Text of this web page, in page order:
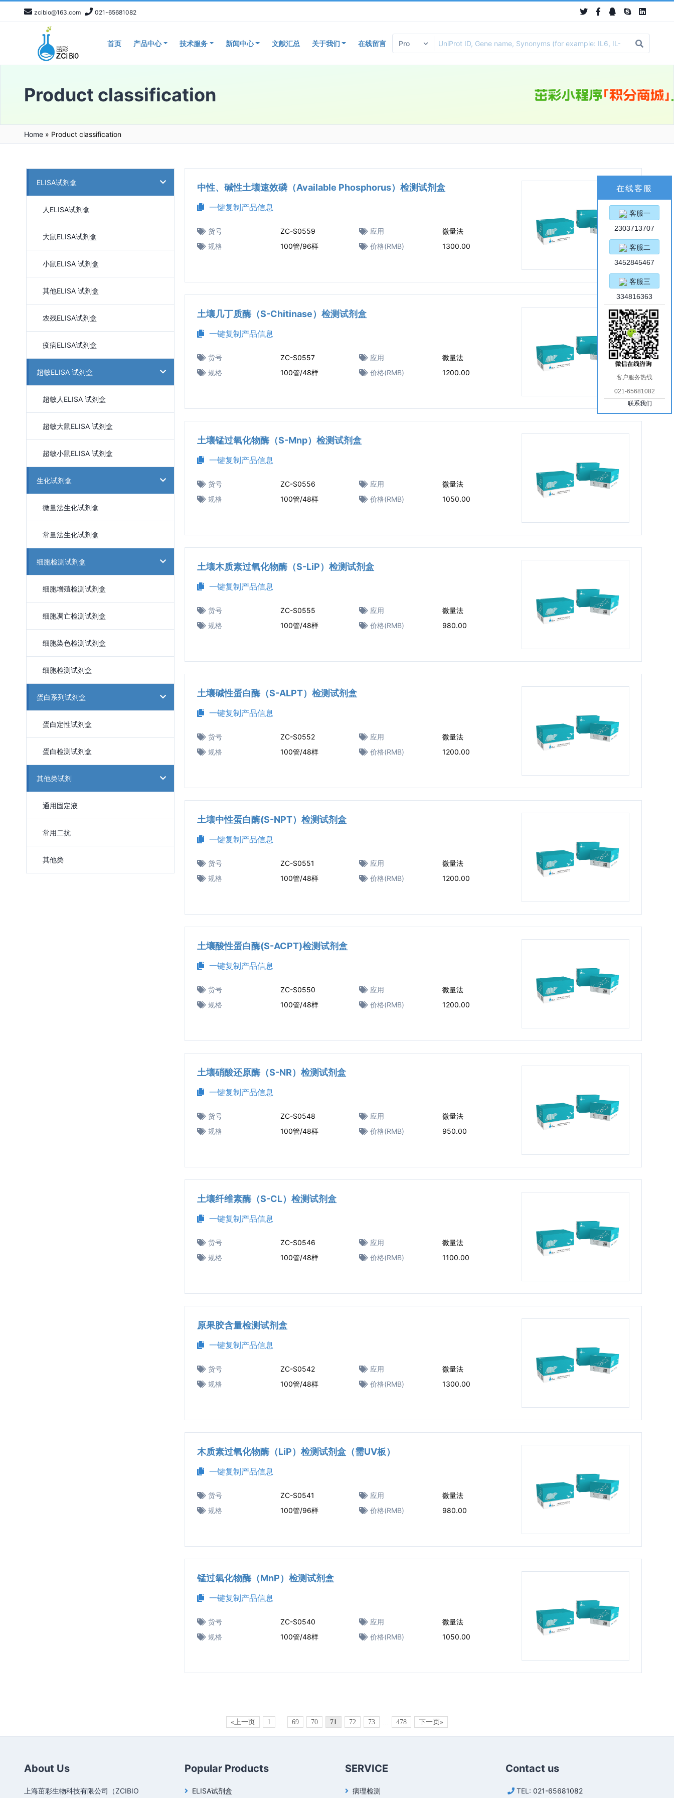
zcibio@163.com 021-65681082
首页 产品中心 技术服务 新闻中心 文献汇总 关于我们 在线留言
Product classification
Home » Product classification
中性、碱性土壤速效磷（Available Phosphorus）检测试剂盒
一键复制产品信息
货号 ZC-S0559 应用
微量法
规格
100管/96样 价格(RMB) 1300.00
土壤几丁质酶（S-Chitinase）检测试剂盒
一键复制产品信息
货号 ZC-S0557 应用
微量法
规格
100管/48样 价格(RMB) 1200.00
土壤锰过氧化物酶（S-Mnp）检测试剂盒
一键复制产品信息
货号 ZC-S0556 应用
微量法
规格
100管/48样 价格(RMB) 1050.00
土壤木质素过氧化物酶（S-LiP）检测试剂盒
一键复制产品信息
货号 ZC-S0555 应用
微量法
规格
100管/48样 价格(RMB) 980.00
土壤碱性蛋白酶（S-ALPT‌）检测试剂盒
一键复制产品信息
货号 ZC-S0552 应用
微量法
规格
100管/48样 价格(RMB) 1200.00
土壤中性蛋白酶(S-NPT）检测试剂盒
一键复制产品信息
货号 ZC-S0551 应用
微量法
规格
100管/48样 价格(RMB) 1200.00
土壤酸性蛋白酶(S-ACPT‌)检测试剂盒
一键复制产品信息
货号 ZC-S0550 应用
微量法
规格
100管/48样 价格(RMB) 1200.00
土壤硝酸还原酶（S-NR）检测试剂盒
一键复制产品信息
货号 ZC-S0548 应用
微量法
规格
100管/48样 价格(RMB) 950.00
土壤纤维素酶（S-CL）检测试剂盒
一键复制产品信息
货号 ZC-S0546 应用
微量法
规格
100管/48样 价格(RMB) 1100.00
原果胶含量检测试剂盒
一键复制产品信息
货号 ZC-S0542 应用
微量法
规格
100管/48样 价格(RMB) 1300.00
木质素过氧化物酶（LiP）检测试剂盒（需UV板）
一键复制产品信息
货号 ZC-S0541 应用
微量法
规格
100管/96样 价格(RMB) 980.00
锰过氧化物酶（MnP）检测试剂盒
一键复制产品信息
货号 ZC-S0540 应用
微量法
规格
100管/48样 价格(RMB) 1050.00
ELISA试剂盒
人ELISA试剂盒
大鼠ELISA试剂盒
小鼠ELISA 试剂盒
其他ELISA 试剂盒
农残ELISA试剂盒
疫病ELISA试剂盒
超敏ELISA 试剂盒
超敏人ELISA 试剂盒
超敏大鼠ELISA 试剂盒
超敏小鼠ELISA 试剂盒
生化试剂盒
微量法生化试剂盒
常量法生化试剂盒
细胞检测试剂盒
细胞增殖检测试剂盒
细胞凋亡检测试剂盒
细胞染色检测试剂盒
细胞检测试剂盒
蛋白系列试剂盒
蛋白定性试剂盒
蛋白检测试剂盒
其他类试剂
通用固定液
常用二抗
其他类
«上一页 1 ... 69 70 71 72 73 ... 478 下一页»
在线客服
客服一
2303713707
客服二
3452845467
客服三
334816363
客户服务热线
021-65681082
联系我们
About Us
上海茁彩生物科技有限公司（ZCIBIO
Popular Products
ELISA试剂盒
SERVICE
病理检测
Contact us
TEL: 021-65681082